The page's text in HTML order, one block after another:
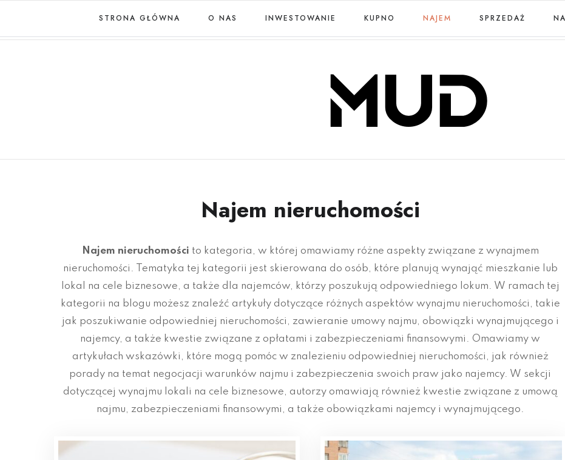
STRONA GŁÓWNA O NAS INWESTOWANIE KUPNO NAJEM SPRZEDAŻ
Najem nieruchomości
Najem nieruchomości to kategoria, w której omawiamy różne aspekty związane z wynajmem
nieruchomości. Tematyka tej kategorii jest skierowana do osób, które planują wynająć mieszkanie lub
lokal na cele biznesowe, a także dla najemców, którzy poszukują odpowiedniego lokum. W ramach tej
kategorii na blogu możesz znaleźć artykuły dotyczące różnych aspektów wynajmu nieruchomości, takie
jak poszukiwanie odpowiedniej nieruchomości, zawieranie umowy najmu, obowiązki wynajmującego i
najemcy, a także kwestie związane z opłatami i zabezpieczeniami finansowymi. Omawiamy w
artykułach wskazówki, które mogą pomóc w znalezieniu odpowiedniej nieruchomości, jak również
porady na temat negocjacji warunków najmu i zabezpieczenia swoich praw jako najemcy. W sekcji
dotyczącej wynajmu lokali na cele biznesowe, autorzy omawiają również kwestie związane z umową
najmu, zabezpieczeniami finansowymi, a także obowiązkami najemcy i wynajmującego.